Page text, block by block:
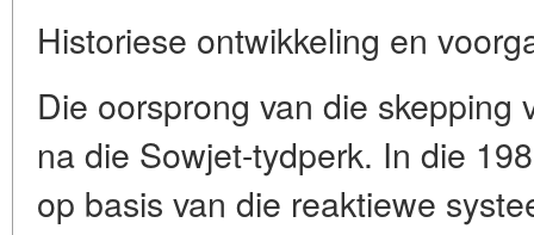
Historiese ontwikkeling en
Die oorsprong van die skepping
na die Sowjet-tydperk. In die
op basis van die reaktiewe